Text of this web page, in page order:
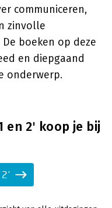
communiceren,
zinvolle
boeken op deze
en diepgaand
onderwerp.
en 2' koop je bij
2'